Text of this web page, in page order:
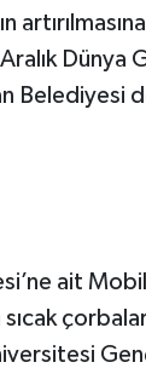
Dünya
Belediyesi
ait
sıcak